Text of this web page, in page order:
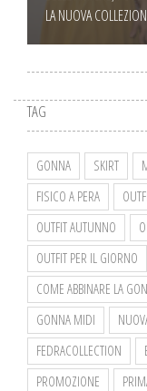
LA NUOVA
TAG
GONNA SKIRT
FISICO A PERA
OUTFIT AUTUNNO
OUTFIT PER IL GIORNO
COME ABBINARE LA
GONNA MIDI
FEDRACOLLECTION
PROMOZIONE